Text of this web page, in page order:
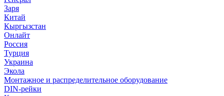
Заря
Китай
Кыргызстан
Онлайт
Россия
Турция
Украина
Экола
Монтажное и распределительное оборудование
DIN-рейки